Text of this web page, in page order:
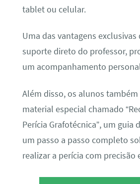
tablet ou celular.
Uma das vantagens exclusivas
suporte direto do professor,
um acompanhamento
Além disso, os alunos
material especial chamado
Perícia Grafotécnica”, um guia
um passo a passo completo
realizar a perícia com precisão